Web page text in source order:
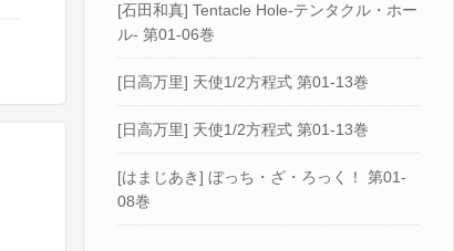
[石田和真] Tentacle Hole-テンタクル・ホー
ル- 第01-06巻
[日高万里] 天使1/2方程式 第01-13巻
[日高万里] 天使1/2方程式 第01-13巻
[はまじあき] ぼっち・ざ・ろっく！ 第01-
08巻